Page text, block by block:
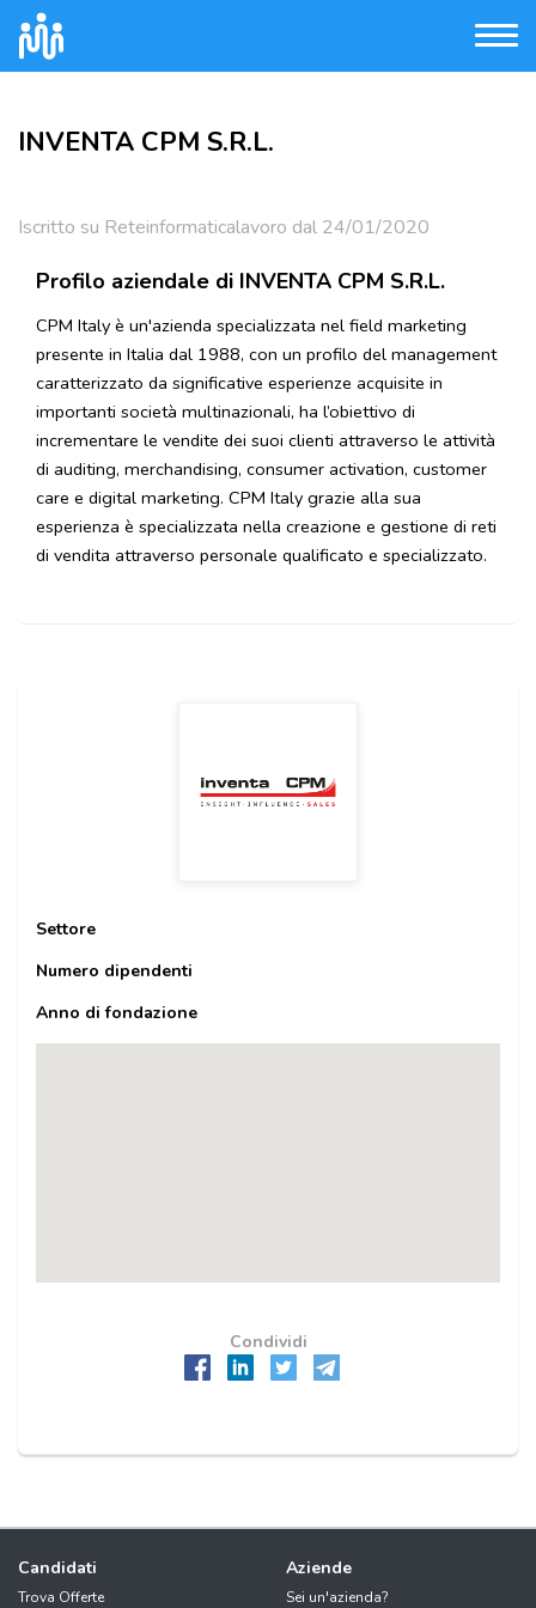
INVENTA CPM S.R.L.
Iscritto su Reteinformaticalavoro dal 24/01/2020
Profilo aziendale di INVENTA CPM S.R.L.
CPM Italy è un'azienda specializzata nel field marketing
presente in Italia dal 1988, con un profilo del management
caratterizzato da significative esperienze acquisite in
importanti società multinazionali, ha l’obiettivo di
incrementare le vendite dei suoi clienti attraverso le attività
di auditing, merchandising, consumer activation, customer
care e digital marketing. CPM Italy grazie alla sua
esperienza è specializzata nella creazione e gestione di reti
di vendita attraverso personale qualificato e specializzato.
Settore
Numero dipendenti
Anno di fondazione
Condividi
Candidati
Trova Offerte
Aziende
Sei un'azienda?